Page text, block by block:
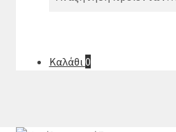
Καλάθι 0